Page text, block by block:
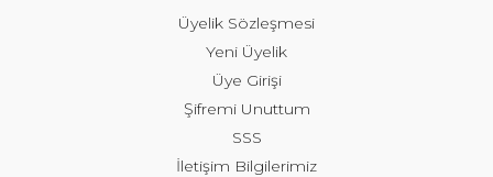
Üyelik Sözleşmesi
Yeni Üyelik
Üye Girişi
Şifremi Unuttum
SSS
İletişim Bilgilerimiz